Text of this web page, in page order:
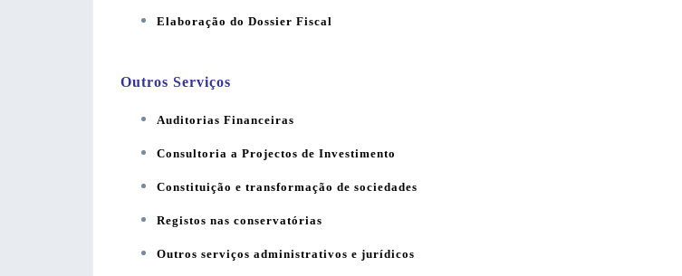
Elaboração do Dossier Fiscal
Outros Serviços
Auditorias Financeiras
Consultoria a Projectos de Investimento
Constituição e transformação de sociedades
Registos nas conservatórias
Outros serviços administrativos e jurídicos